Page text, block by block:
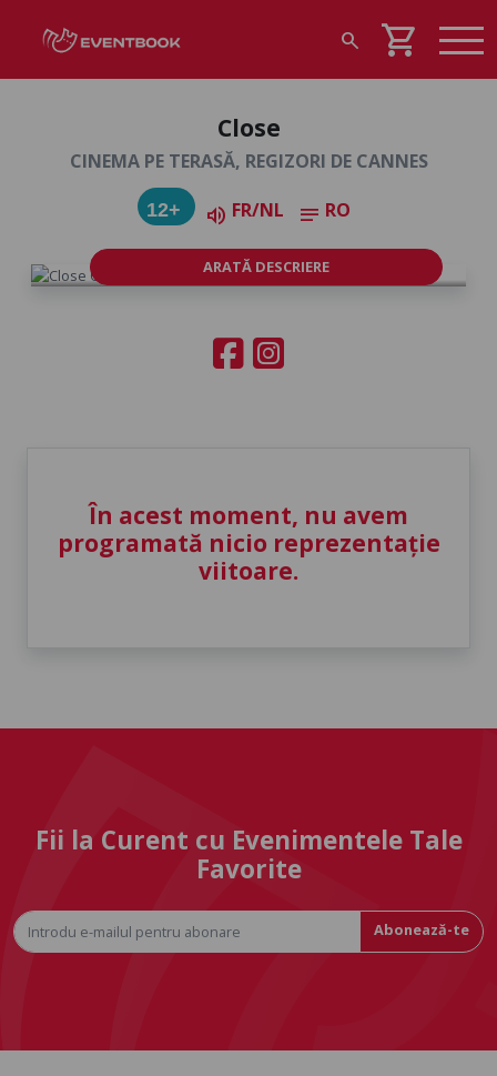
search shopping_cart
Close
CINEMA PE TERASĂ, REGIZORI DE CANNES
12+ volume_up FR/NL notes RO
ARATĂ DESCRIERE
În acest moment, nu avem
programată nicio reprezentație
viitoare.
Fii la Curent cu Evenimentele Tale
Favorite
Abonează-te